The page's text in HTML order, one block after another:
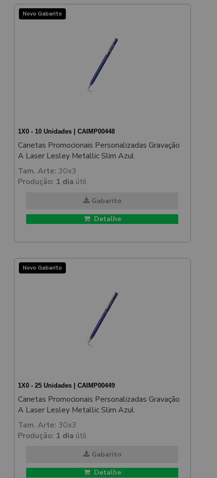
Novo Gabarito
1X0 - 10 Unidades | CAIMP00448
Canetas Promocionais Personalizadas Gravação
A Laser Lesley Metallic Slim Azul
Tam. Arte: 30x3
Produção: 1 dia útil
Gabarito
Detalhe
Novo Gabarito
1X0 - 25 Unidades | CAIMP00449
Canetas Promocionais Personalizadas Gravação
A Laser Lesley Metallic Slim Azul
Tam. Arte: 30x3
Produção: 1 dia útil
Gabarito
Detalhe